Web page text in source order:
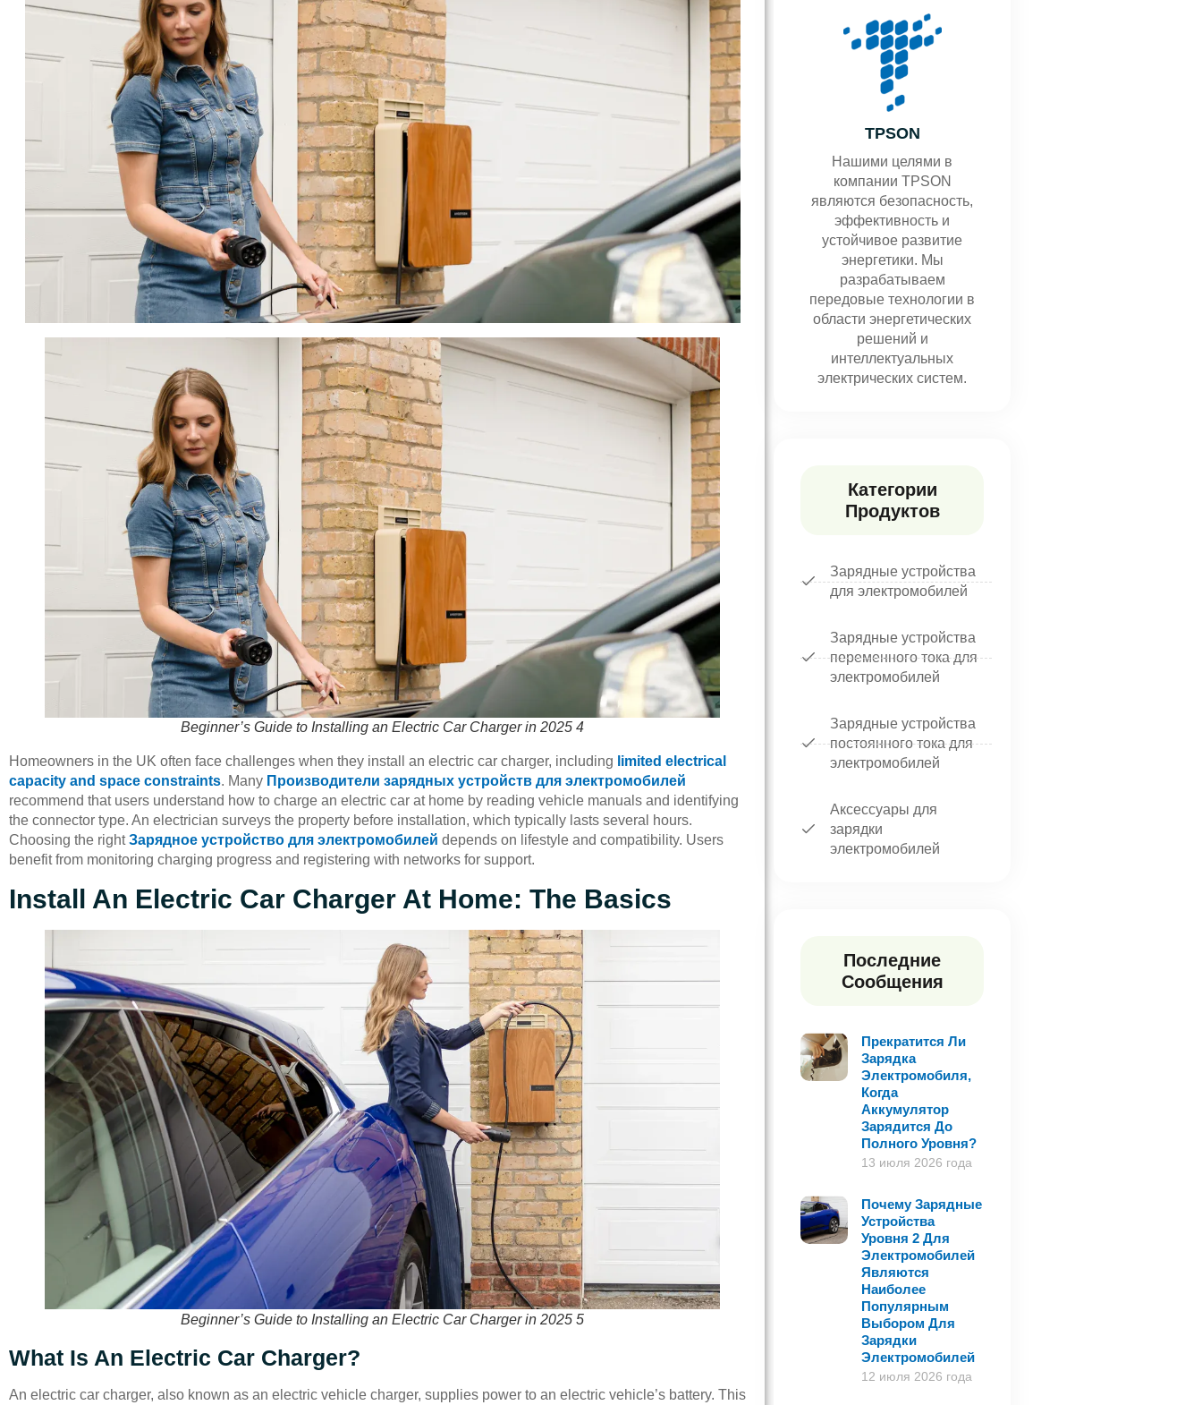
Beginner’s Guide to Installing an Electric Car Charger in 2025 4
Homeowners in the UK often face challenges when they install an electric car charger, including limited electrical
capacity and space constraints. Many Производители зарядных устройств для электромобилей
recommend that users understand how to charge an electric car at home by reading vehicle manuals and identifying
the connector type. An electrician surveys the property before installation, which typically lasts several hours.
Choosing the rightЗарядное устройство для электромобилей depends on lifestyle and compatibility. Users
benefit from monitoring charging progress and registering with networks for support.
Install An Electric Car Charger At Home: The Basics
Beginner’s Guide to Installing an Electric Car Charger in 2025 5
What Is An Electric Car Charger?
An electric car charger, also known as an electric vehicle charger, supplies power to an electric vehicle’s battery. This
TPSON
Нашими целями в
компании TPSON
являются безопасность,
эффективность и
устойчивое развитие
энергетики. Мы
разрабатываем
передовые технологии в
области энергетических
решений и
интеллектуальных
электрических систем.
Категории
Продуктов
Зарядные устройства
для электромобилей
Зарядные устройства
переменного тока для
электромобилей
Зарядные устройства
постоянного тока для
электромобилей
Аксессуары для
зарядки
электромобилей
Последние
Сообщения
Прекратится Ли
Зарядка
Электромобиля,
Когда
Аккумулятор
Зарядится До
Полного Уровня?
13 июля 2026 года
Почему Зарядные
Устройства
Уровня 2 Для
Электромобилей
Являются
Наиболее
Популярным
Выбором Для
Зарядки
Электромобилей
12 июля 2026 года